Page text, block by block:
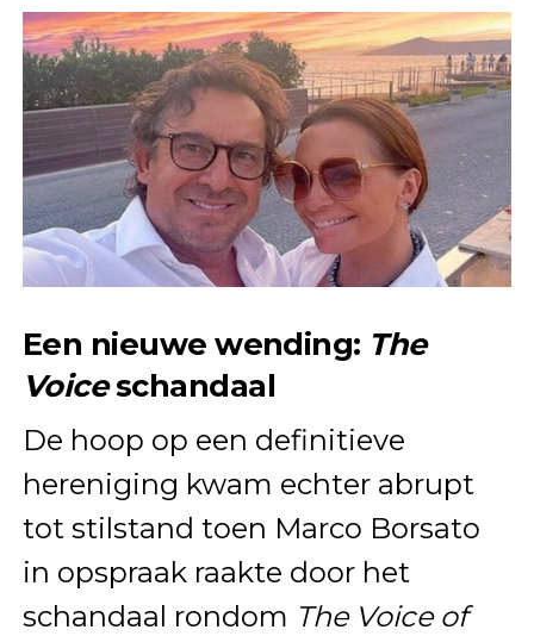
Een nieuwe wending: The
Voiceschandaal
De hoop op een definitieve
hereniging kwam echter abrupt
tot stilstand toen Marco Borsato
in opspraak raakte door het
schandaal rondom The Voice of